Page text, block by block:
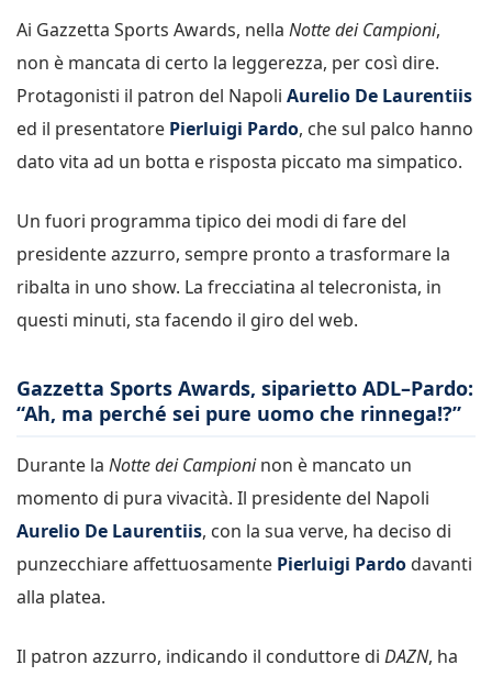
Ai Gazzetta Sports Awards, nella Notte dei Campioni,
non è mancata di certo la leggerezza, per così dire.
Protagonisti il patron del Napoli Aurelio De Laurentiis
ed il presentatore Pierluigi Pardo, che sul palco hanno
dato vita ad un botta e risposta piccato ma simpatico.
Un fuori programma tipico dei modi di fare del
presidente azzurro, sempre pronto a trasformare la
ribalta in uno show. La frecciatina al telecronista, in
questi minuti, sta facendo il giro del web.
Gazzetta Sports Awards, siparietto ADL–Pardo:
“Ah, ma perché sei pure uomo che rinnega!?”
Durante la Notte dei Campioninon è mancato un
momento di pura vivacità. Il presidente del Napoli
Aurelio De Laurentiis, con la sua verve, ha deciso di
punzecchiare affettuosamente Pierluigi Pardo davanti
alla platea.
Il patron azzurro, indicando il conduttore di DAZN, ha